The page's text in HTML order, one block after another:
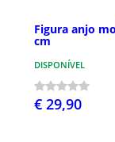
Figura anjo
cm
DISPONÍVEL
€ 29,90